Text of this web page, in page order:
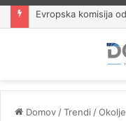
Domov /Trendi /Okolje